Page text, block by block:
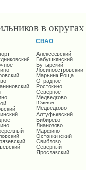
в
СВАО
Алексеевский
Бабушкинский
Бутырский
Лосиноостровский
Марьина Роща
Отрадное
Ростокино
Северное
Медведково
Южное
Медведково
Алтуфьевский
Бибирево
Лианозово
Марфино
Останкинский
Свиблово
Северный
Ярославский